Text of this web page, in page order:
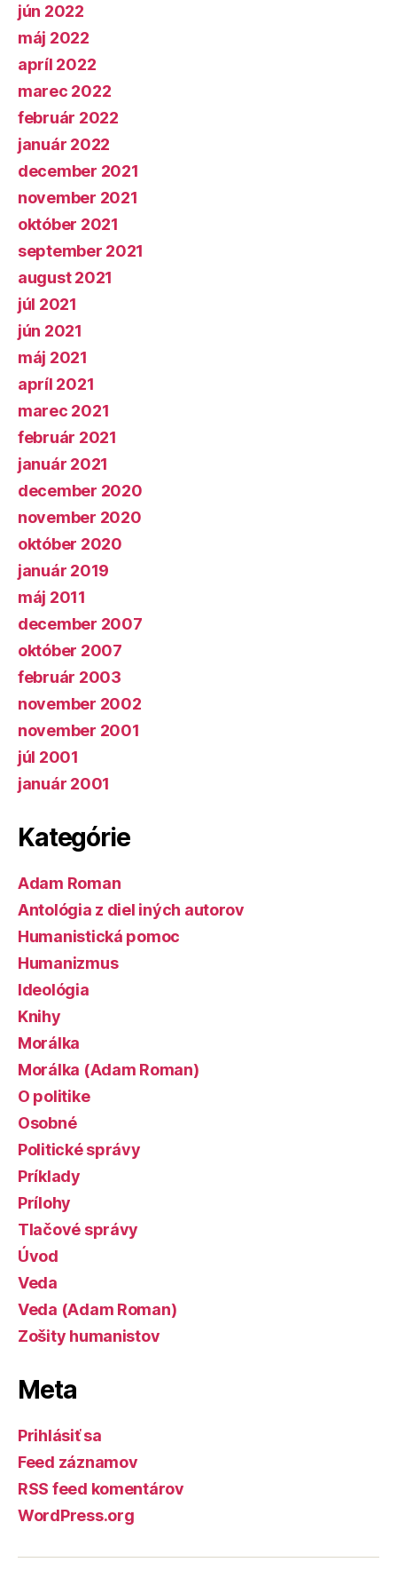
jún 2022
máj 2022
apríl 2022
marec 2022
február 2022
január 2022
december 2021
november 2021
október 2021
september 2021
august 2021
júl 2021
jún 2021
máj 2021
apríl 2021
marec 2021
február 2021
január 2021
december 2020
november 2020
október 2020
január 2019
máj 2011
december 2007
október 2007
február 2003
november 2002
november 2001
júl 2001
január 2001
Kategórie
Adam Roman
Antológia z diel iných autorov
Humanistická pomoc
Humanizmus
Ideológia
Knihy
Morálka
Morálka (Adam Roman)
O politike
Osobné
Politické správy
Príklady
Prílohy
Tlačové správy
Úvod
Veda
Veda (Adam Roman)
Zošity humanistov
Meta
Prihlásiť sa
Feed záznamov
RSS feed komentárov
WordPress.org